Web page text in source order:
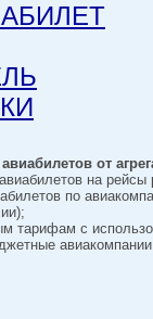
от
на
по
тарифам с